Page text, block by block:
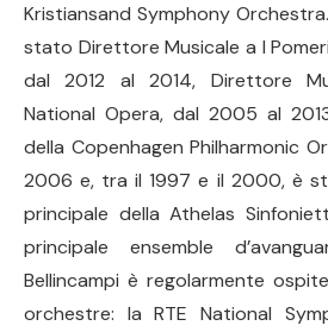
Kristiansand Symphony
stato Direttore Musicale a I
dal 2012 al 2014, Direttore
National Opera, dal 2005 al
della Copenhagen Philharmonic
2006 e, tra il 1997 e il 2000, è
principale della Athelas
principale ensemble
Bellincampi è regolarmente
orchestre: la RTE National